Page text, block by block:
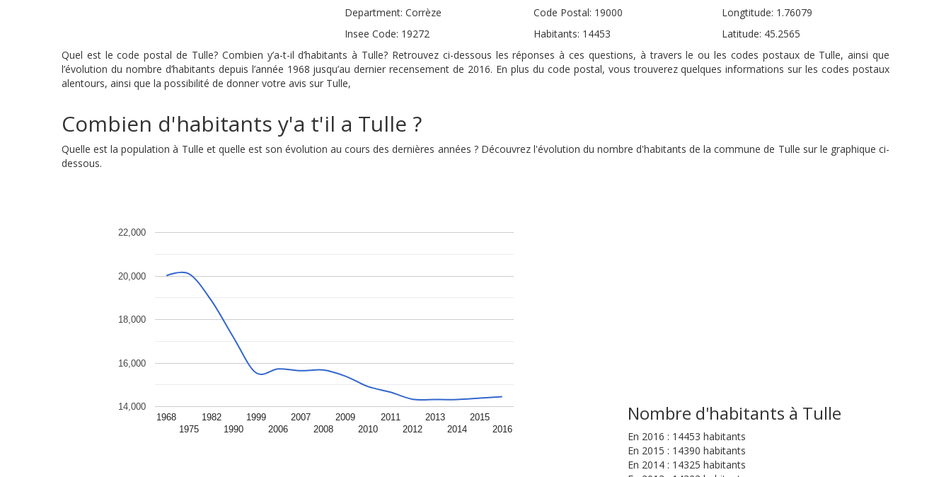
Department: Corrèze
Insee Code: 19272
Code Postal: 19000
Habitants: 14453
Longtitude: 1.76079
Latitude: 45.2565
Quel est le code postal de Tulle? Combien y’a-t-il d’habitants à Tulle? Retrouvez ci-dessous les réponses à ces questions, à travers le ou les codes postaux de Tulle, ainsi que
l’évolution du nombre d’habitants depuis l’année 1968 jusqu’au dernier recensement de 2016. En plus du code postal, vous trouverez quelques informations sur les codes postaux
alentours, ainsi que la possibilité de donner votre avis sur Tulle,
Combien d'habitants y'a t'il a Tulle ?
Quelle est la population à Tulle et quelle est son évolution au cours des dernières années ? Découvrez l'évolution du nombre d'habitants de la commune de Tulle sur le graphique ci-
dessous.
1968
1975
1982
1990
1999
2006
2007
2008
2009
2010
2011
2012
2013
2014
2015
2016
14,000
16,000
18,000
20,000
22,000
Nombre d'habitants à Tulle
En 2016 : 14453 habitants
En 2015 : 14390 habitants
En 2014 : 14325 habitants